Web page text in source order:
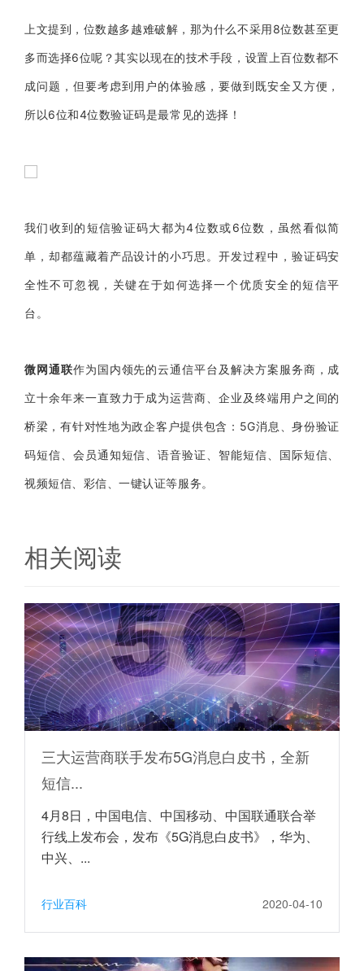
上文提到，位数越多越难破解，那为什么不采用8位数甚至更
多而选择6位呢？其实以现在的技术手段，设置上百位数都不
成问题，但要考虑到用户的体验感，要做到既安全又方便，
所以6位和4位数验证码是最常见的选择！
我们收到的短信验证码大都为4位数或6位数，虽然看似简
单，却都蕴藏着产品设计的小巧思。开发过程中，验证码安
全性不可忽视，关键在于如何选择一个优质安全的短信平
台。
微网通联作为国内领先的云通信平台及解决方案服务商，成
立十余年来一直致力于成为运营商、企业及终端用户之间的
桥梁，有针对性地为政企客户提供包含：5G消息、身份验证
码短信、会员通知短信、语音验证、智能短信、国际短信、
视频短信、彩信、一键认证等服务。
相关阅读
三大运营商联手发布5G消息白皮书，全新
短信...
4月8日，中国电信、中国移动、中国联通联合举
行线上发布会，发布《5G消息白皮书》，华为、
中兴、...
行业百科 2020-04-10